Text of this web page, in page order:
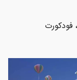
فودکورت